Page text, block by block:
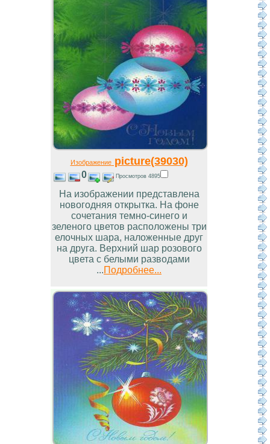
Изображениеpicture(39030)
0 Просмотров 4895
На изображении представлена
новогодняя открытка. На фоне
сочетания темно-синего и
зеленого цветов расположены три
елочных шара, наложенные друг
на друга. Верхний шар розового
цвета с белыми разводами
...Подробнее...